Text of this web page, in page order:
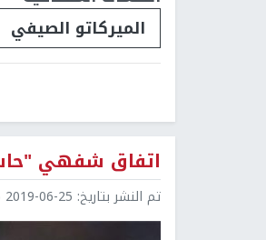
الميركاتو الصيفي
اتفاق شفهي
تم النشر بتاريخ: 2019-06-25 14:46